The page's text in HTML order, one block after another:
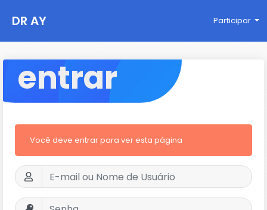
DR AY Participar
entrar
Você deve entrar para ver esta página